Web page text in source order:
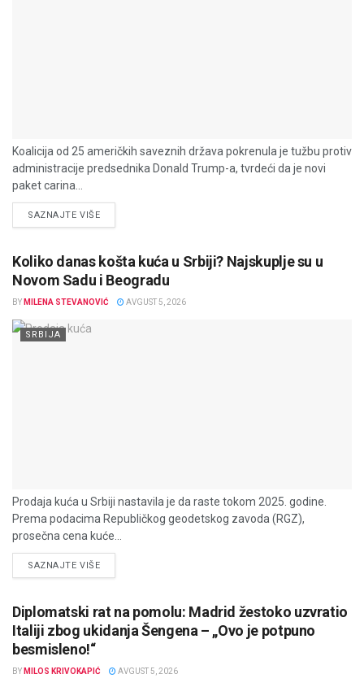
Koalicija od 25 američkih saveznih država pokrenula je tužbu protiv
administracije predsednika Donald Trump-a, tvrdeći da je novi
paket carina...
SAZNAJTE VIŠEDETAILS
Koliko danas košta kuća u Srbiji? Najskuplje su u
Novom Sadu i Beogradu
BY MILENA STEVANOVIĆ AVGUST 5, 2026
SRBIJA
Prodaja kuća u Srbiji nastavila je da raste tokom 2025. godine.
Prema podacima Republičkog geodetskog zavoda (RGZ),
prosečna cena kuće...
SAZNAJTE VIŠEDETAILS
Diplomatski rat na pomolu: Madrid žestoko uzvratio
Italiji zbog ukidanja Šengena – „Ovo je potpuno
besmisleno!“
BY MILOS KRIVOKAPIĆ AVGUST 5, 2026